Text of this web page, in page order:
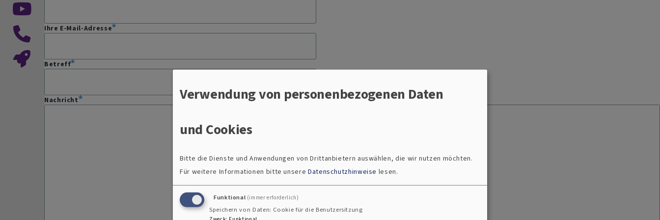
Ihre E-Mail-Adresse
Betreff
Nachricht
Verwendung von personenbezogenen Daten
und Cookies
Bitte die Dienste und Anwendungen von Drittanbietern auswählen, die wir nutzen möchten.
Für weitere Informationen bitte unsere Datenschutzhinweise lesen.
Funktional (immer erforderlich)
Speichern von Daten: Cookie für die Benutzersitzung